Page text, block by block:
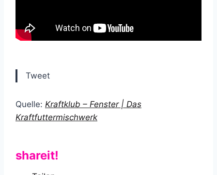
Tweet
Quelle: Kraftklub – Fenster | Das
Kraftfuttermischwerk
shareit!